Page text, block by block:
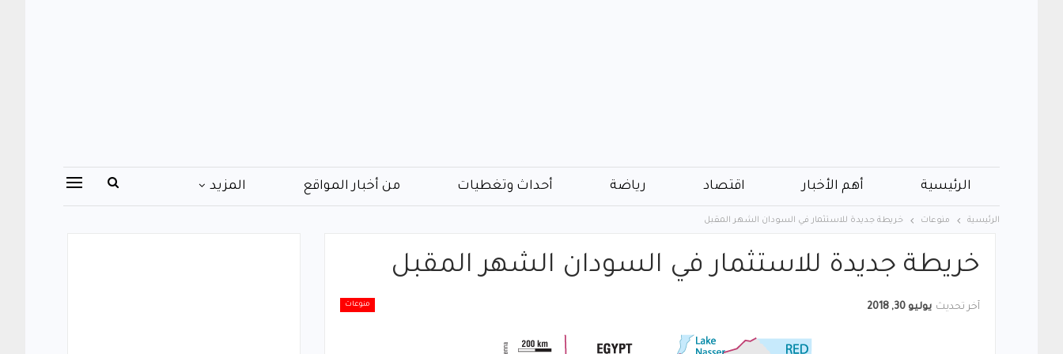
الرئيسية أهم الأخبار اقتصاد رياضة أحداث وتغطيات من أخبار المواقع المزيد
الرئيسية منوعات خريطة جديدة للاستثمار في السودان الشهر المقبل
خريطة جديدة للاستثمار في السودان الشهر المقبل
منوعات آخر تحديث يوليو 30, 2018